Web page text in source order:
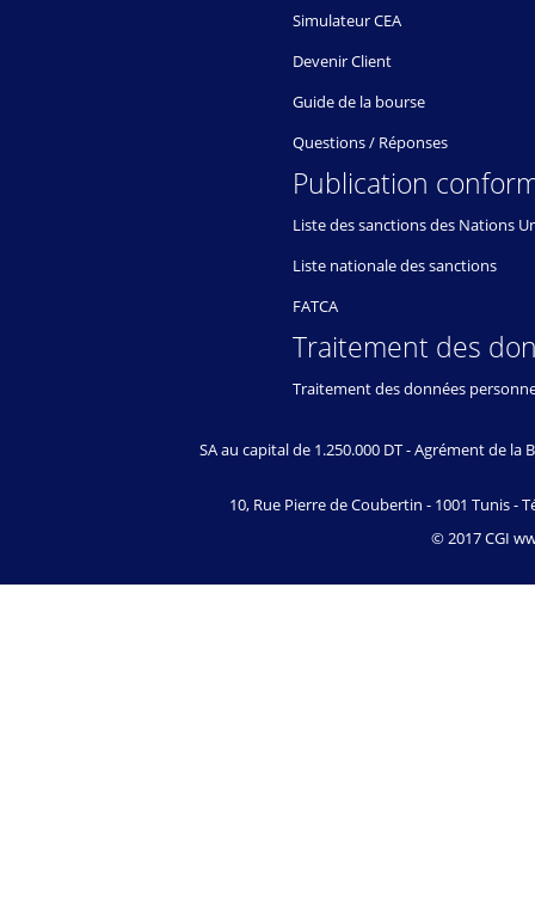
Simulateur CEA
Devenir Client
Guide de la bourse
Questions / Réponses
Publication
Liste des sanctions des Nations
Liste nationale des sanctions
FATCA
Traitement des
Traitement des données
SA au capital de 1.250.000 DT - Agrément de la
10, Rue Pierre de Coubertin - 1001 Tunis -
© 2017 CGI